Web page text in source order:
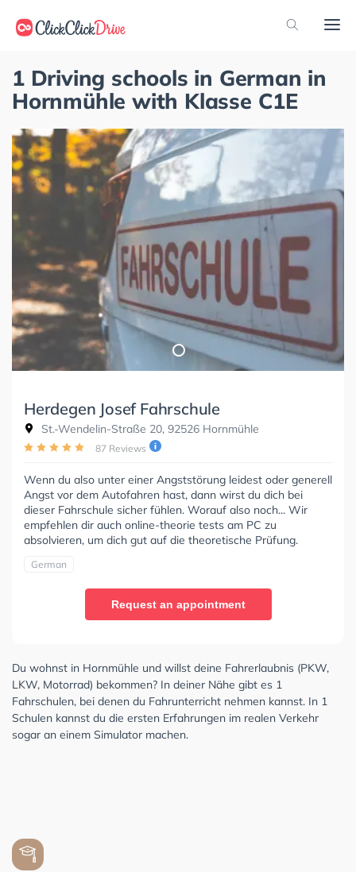
1 Driving schools in German in
Hornmühle with Klasse C1E
Herdegen Josef Fahrschule
St.-Wendelin-Straße 20, 92526 Hornmühle
87 Reviews
Wenn du also unter einer Angststörung leidest oder generell
Angst vor dem Autofahren hast, dann wirst du dich bei
dieser Fahrschule sicher fühlen. Worauf also noch... Wir
empfehlen dir auch online-theorie tests am PC zu
absolvieren, um dich gut auf die theoretische Prüfung.
German
Request an appointment
Du wohnst in Hornmühle und willst deine Fahrerlaubnis (PKW,
LKW, Motorrad) bekommen? In deiner Nähe gibt es 1
Fahrschulen, bei denen du Fahrunterricht nehmen kannst. In 1
Schulen kannst du die ersten Erfahrungen im realen Verkehr
sogar an einem Simulator machen.